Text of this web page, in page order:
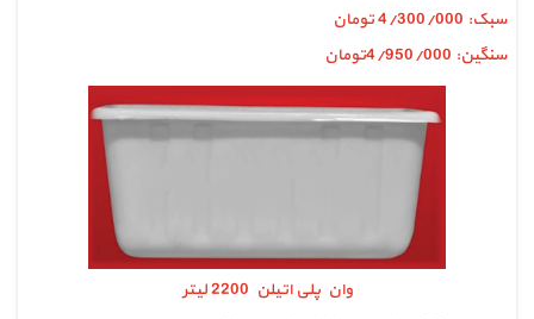
سبک: 4/300/000 تومان
سنگین: 4/950/000تومان
وان پلی اتیلن 2200 لیتر